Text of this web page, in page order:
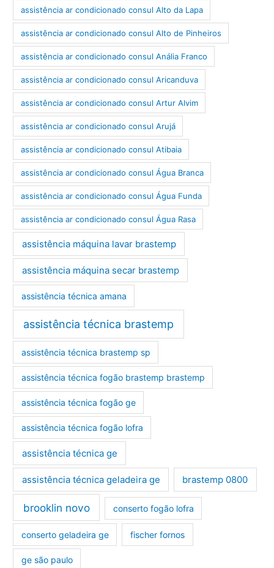
assistência ar condicionado consul Alto da Lapa
assistência ar condicionado consul Alto de Pinheiros
assistência ar condicionado consul Anália Franco
assistência ar condicionado consul Aricanduva
assistência ar condicionado consul Artur Alvim
assistência ar condicionado consul Arujá
assistência ar condicionado consul Atibaia
assistência ar condicionado consul Água Branca
assistência ar condicionado consul Água Funda
assistência ar condicionado consul Água Rasa
assistência máquina lavar brastemp
assistência máquina secar brastemp
assistência técnica amana
assistência técnica brastemp
assistência técnica brastemp sp
assistência técnica fogão brastemp brastemp
assistência técnica fogão ge
assistência técnica fogão lofra
assistência técnica ge
assistência técnica geladeira ge brastemp 0800
brooklin novo conserto fogão lofra
conserto geladeira ge fischer fornos
ge são paulo